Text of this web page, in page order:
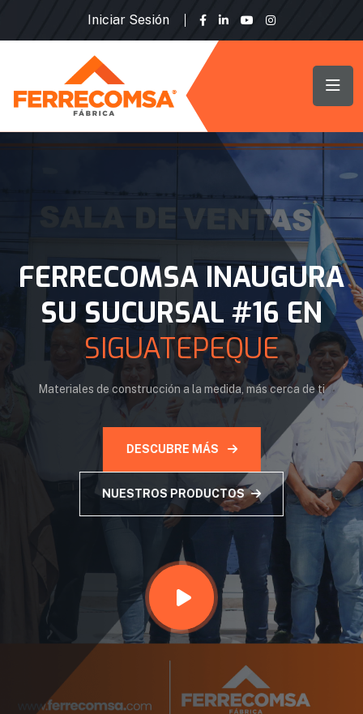
Iniciar Sesión
FERRECOMSA INAUGURA
SU SUCURSAL #16 EN
SIGUATEPEQUE
Materiales de construcción a la medida, más cerca de ti
DESCUBRE MÁS
NUESTROS PRODUCTOS